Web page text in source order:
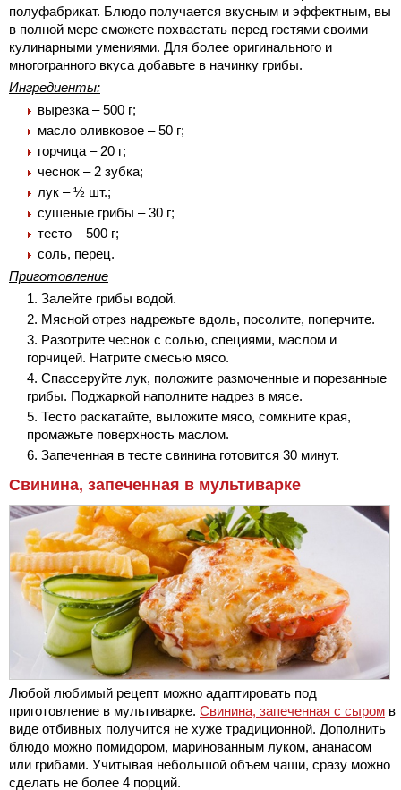
полуфабрикат. Блюдо получается вкусным и эффектным, вы
в полной мере сможете похвастать перед гостями своими
кулинарными умениями. Для более оригинального и
многогранного вкуса добавьте в начинку грибы.
Ингредиенты:
вырезка – 500 г;
масло оливковое – 50 г;
горчица – 20 г;
чеснок – 2 зубка;
лук – ½ шт.;
сушеные грибы – 30 г;
тесто – 500 г;
соль, перец.
Приготовление
Залейте грибы водой.
Мясной отрез надрежьте вдоль, посолите, поперчите.
Разотрите чеснок с солью, специями, маслом и
горчицей. Натрите смесью мясо.
Спассеруйте лук, положите размоченные и порезанные
грибы. Поджаркой наполните надрез в мясе.
Тесто раскатайте, выложите мясо, сомкните края,
промажьте поверхность маслом.
Запеченная в тесте свинина готовится 30 минут.
Свинина, запеченная в мультиварке
Любой любимый рецепт можно адаптировать под
приготовление в мультиварке. Свинина, запеченная с сыром в
виде отбивных получится не хуже традиционной. Дополнить
блюдо можно помидором, маринованным луком, ананасом
или грибами. Учитывая небольшой объем чаши, сразу можно
сделать не более 4 порций.